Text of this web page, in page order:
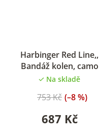
Harbinger Red Line,,
Bandáž kolen, camo
hodnocení
produktu
je
5,0
z
5
hvězdiček.
Na skladě
687 Kč
753 Kč (–8 %)